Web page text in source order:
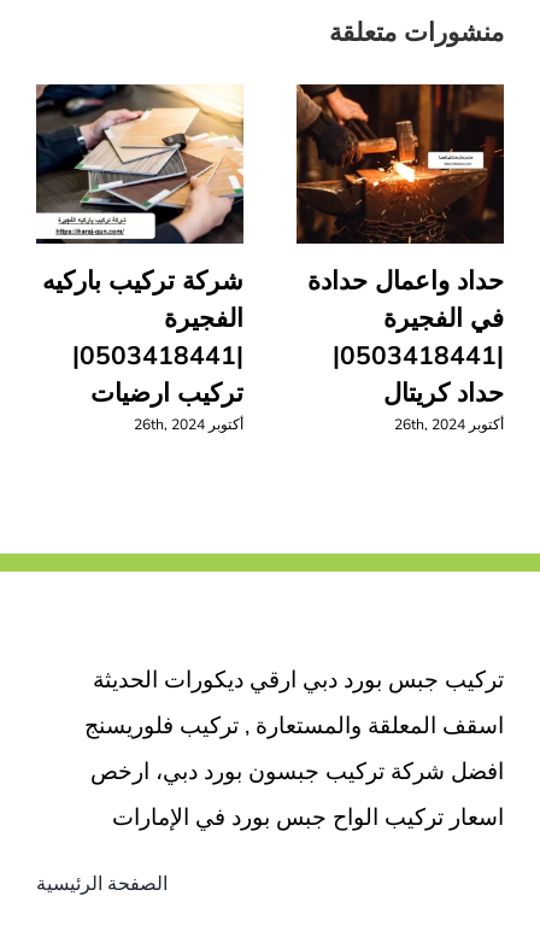
منشورات متعلقة
حداد واعمال حدادة
في الفجيرة
|0503418441|
حداد كريتال
أكتوبر 26th, 2024
شركة تركيب باركيه
الفجيرة
|0503418441|
تركيب ارضيات
أكتوبر 26th, 2024
تركيب جبس بورد دبي ارقي ديكورات الحديثة
اسقف المعلقة والمستعارة , تركيب فلوريسنج
افضل شركة تركيب جبسون بورد دبي، ارخص
اسعار تركيب الواح جبس بورد في الإمارات
الصفحة الرئيسية